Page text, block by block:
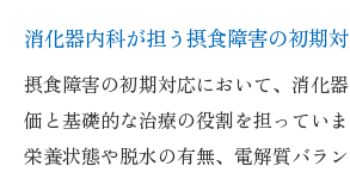
出す
消化器内科が提案する摂食
法
患者と向き合う消化器内科
消化器内科が担う摂食障害の初期
摂食障害の初期対応において、消化
価と基礎的な治療の役割を担ってい
栄養状態や脱水の有無、電解質バラ